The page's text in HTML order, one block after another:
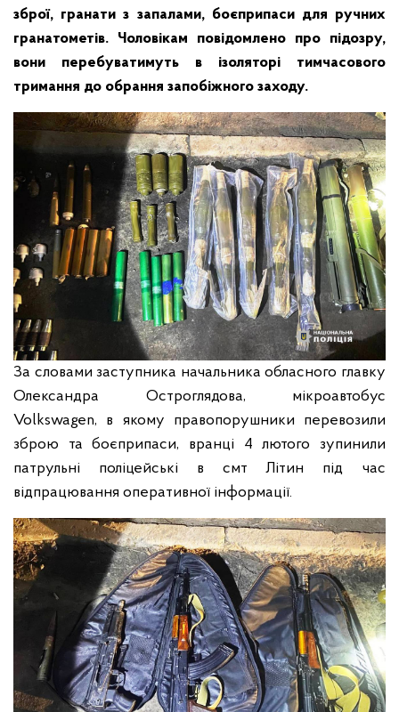
зброї, гранати з запалами, боєприпаси для ручних
гранатометів. Чоловікам повідомлено про підозру,
вони перебуватимуть в ізоляторі тимчасового
тримання до обрання запобіжного заходу.
За словами заступника начальника обласного главку
Олександра Остроглядова, мікроавтобус
Volkswagen, в якому правопорушники перевозили
зброю та боєприпаси, вранці 4 лютого зупинили
патрульні поліцейські в смт Літин під час
відпрацювання оперативної інформації.